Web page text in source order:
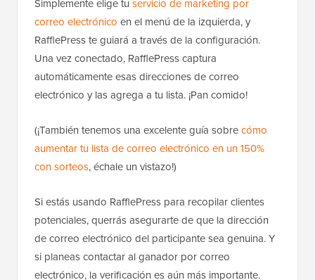
Simplemente elige tu servicio de marketing por
correo electrónico en el menú de la izquierda, y
RafflePress te guiará a través de la configuración.
Una vez conectado, RafflePress captura
automáticamente esas direcciones de correo
electrónico y las agrega a tu lista. ¡Pan comido!
(¡También tenemos una excelente guía sobrecómo
aumentar tu lista de correo electrónico en un 150%
con sorteos, échale un vistazo!)
Si estás usando RafflePress para recopilar clientes
potenciales, querrás asegurarte de que la dirección
de correo electrónico del participante sea genuina. Y
si planeas contactar al ganador por correo
electrónico, la verificación es aún más importante.